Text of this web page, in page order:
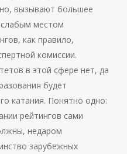
вызывают большее
местом
как правило,
комиссии.
в этой сфере нет, да
будет
катания. Понятно одно:
рейтингов сами
недаром
зарубежных